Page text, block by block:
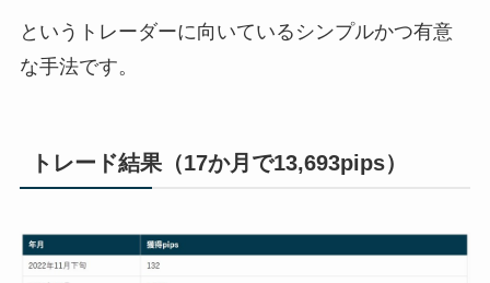
というトレーダーに向いているシンプルかつ有意
な手法です。
トレード結果（17か月で13,693pips）